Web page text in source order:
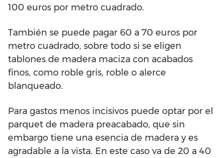
100 euros por metro cuadrado.
También se puede pagar 60 a 70 euros por
metro cuadrado, sobre todo si se eligen
tablones de madera maciza con acabados
finos, como roble gris, roble o alerce
blanqueado.
Para gastos menos incisivos puede optar por el
parquet de madera preacabado, que sin
embargo tiene una esencia de madera y es
agradable a la vista. En este caso va de 20 a 40